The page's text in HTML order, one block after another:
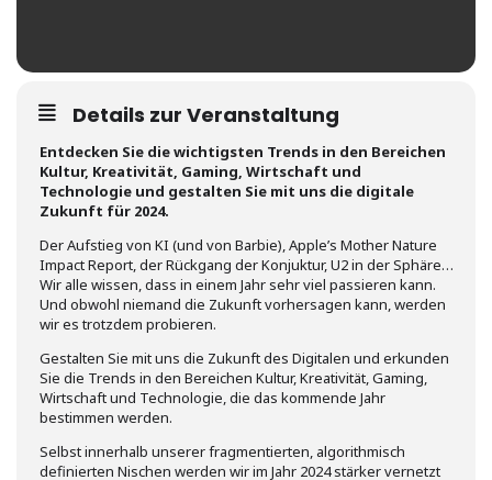
Details zur Veranstaltung
Entdecken Sie die wichtigsten Trends in den Bereichen
Kultur, Kreativität, Gaming, Wirtschaft und
Technologie und gestalten Sie mit uns die digitale
Zukunft für 2024.
Der Aufstieg von KI (und von Barbie), Apple’s Mother Nature
Impact Report, der Rückgang der Konjuktur, U2 in der Sphäre…
Wir alle wissen, dass in einem Jahr sehr viel passieren kann.
Und obwohl niemand die Zukunft vorhersagen kann, werden
wir es trotzdem probieren.
Gestalten Sie mit uns die Zukunft des Digitalen und erkunden
Sie die Trends in den Bereichen Kultur, Kreativität, Gaming,
Wirtschaft und Technologie, die das kommende Jahr
bestimmen werden.
Selbst innerhalb unserer fragmentierten, algorithmisch
definierten Nischen werden wir im Jahr 2024 stärker vernetzt